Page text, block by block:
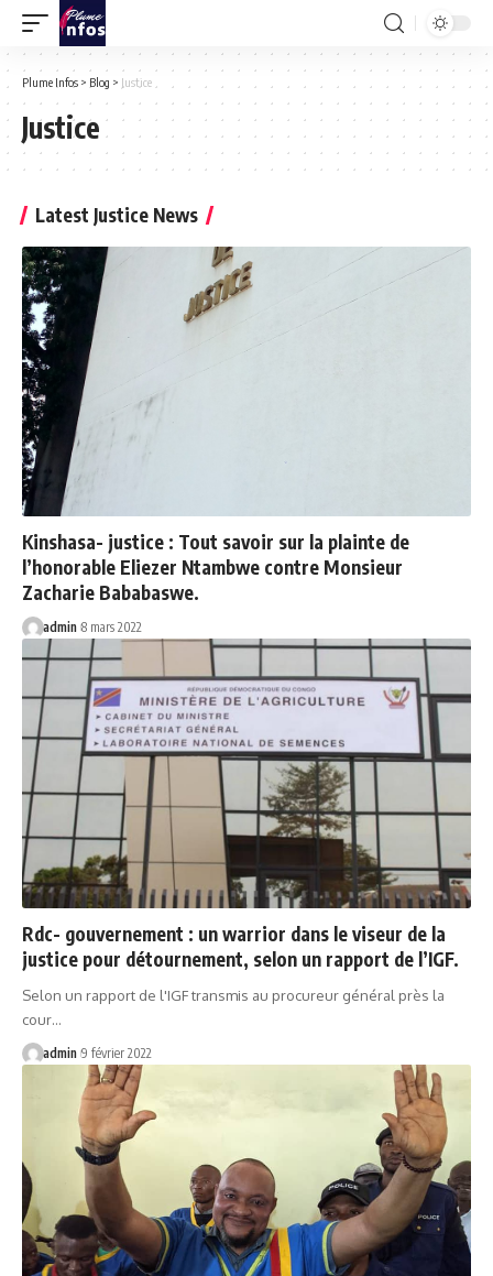
Plume Infos > Blog > Justice
Justice
Latest Justice News
Kinshasa- justice : Tout savoir sur la plainte de
l’honorable Eliezer Ntambwe contre Monsieur
Zacharie Bababaswe.
admin 8 mars 2022
Rdc- gouvernement : un warrior dans le viseur de la
justice pour détournement, selon un rapport de l’IGF.
Selon un rapport de l'IGF transmis au procureur général près la
cour…
admin 9 février 2022